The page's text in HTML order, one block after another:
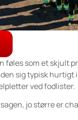
føles som et skjult
sig typisk hurtigt
ved fodlister.
jo større er